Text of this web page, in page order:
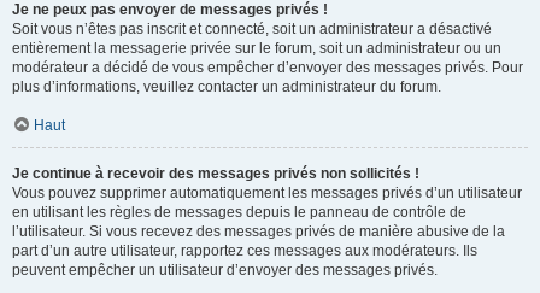
Je ne peux pas envoyer de messages privés !
Soit vous n’êtes pas inscrit et connecté, soit un administrateur a désactivé
entièrement la messagerie privée sur le forum, soit un administrateur ou un
modérateur a décidé de vous empêcher d’envoyer des messages privés. Pour
plus d’informations, veuillez contacter un administrateur du forum.
Haut
Je continue à recevoir des messages privés non sollicités !
Vous pouvez supprimer automatiquement les messages privés d’un utilisateur
en utilisant les règles de messages depuis le panneau de contrôle de
l’utilisateur. Si vous recevez des messages privés de manière abusive de la
part d’un autre utilisateur, rapportez ces messages aux modérateurs. Ils
peuvent empêcher un utilisateur d’envoyer des messages privés.